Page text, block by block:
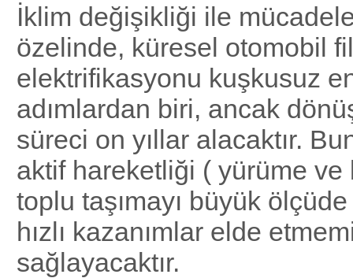
İklim değişikliği ile
özelinde, küresel otomobil
elektrifikasyonu kuşkusuz
adımlardan biri, ancak
süreci on yıllar alacaktır.
aktif hareketliği ( yürüme ve
toplu taşımayı büyük
hızlı kazanımlar elde
sağlayacaktır.